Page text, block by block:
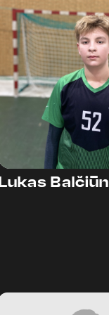
52
Lukas